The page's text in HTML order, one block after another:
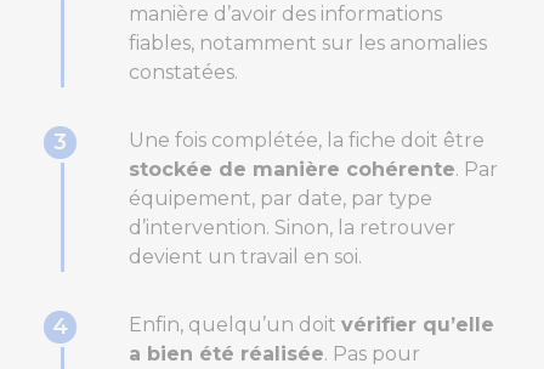
manière d’avoir des informations
fiables, notamment sur les anomalies
constatées.
3
Une fois complétée, la fiche doit être
stockée de manière cohérente. Par
équipement, par date, par type
d’intervention. Sinon, la retrouver
devient un travail en soi.
4 Enfin, quelqu’un doit vérifier qu’elle
a bien été réalisée. Pas pour